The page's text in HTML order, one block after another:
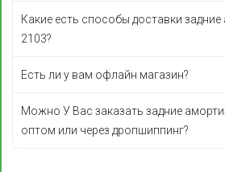
Какие есть способы доставки
2103?
Есть ли у вам офлайн магазин?
Можно У Вас заказать задние
оптом или через дропшиппинг?